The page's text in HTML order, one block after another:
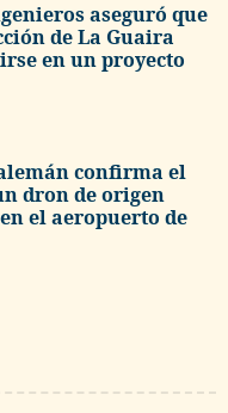
aseguró que
de La Guaira
en un proyecto
confirma el
dron de origen
el aeropuerto de